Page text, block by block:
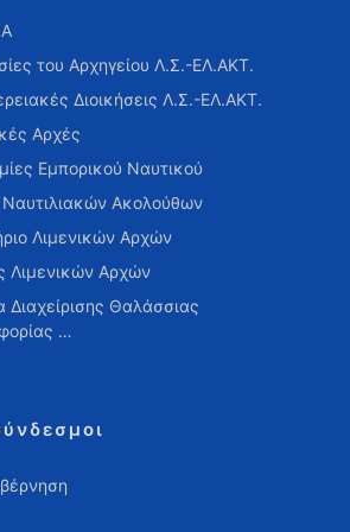
του Αρχηγείου Λ.Σ.-ΕΛ.ΑΚΤ.
Διοικήσεις Λ.Σ.-ΕΛ.ΑΚΤ.
Αρχές
Εμπορικού Ναυτικού
Ακολούθων
Λιμενικών Αρχών
Λιμενικών Αρχών
Διαχείρισης Θαλάσσιας
…